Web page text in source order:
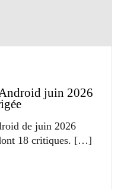
juin 2026
de juin 2026
18 critiques.